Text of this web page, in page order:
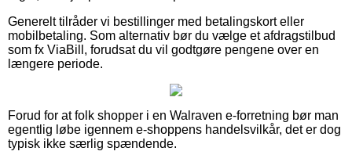
Generelt tilråder vi bestillinger med betalingskort eller
mobilbetaling. Som alternativ bør du vælge et afdragstilbud
som fx ViaBill, forudsat du vil godtgøre pengene over en
længere periode.
Forud for at folk shopper i en Walraven e-forretning bør man
egentlig løbe igennem e-shoppens handelsvilkår, det er dog
typisk ikke særlig spændende.